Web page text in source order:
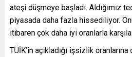
ateşi düşmeye başladı. Aldığımız
piyasada daha fazla hissediliyor.
itibaren çok daha iyi oranlarla
TÜİK’in açıkladığı işsizlik